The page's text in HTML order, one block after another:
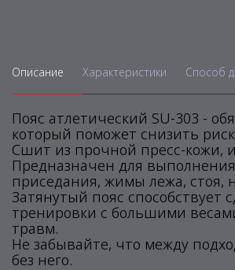
Описание Характеристики Способ
Пояс атлетический SU-303 -
который поможет снизить
Сшит из прочной пресс-кожи,
Предназначен для
приседания, жимы лежа, стоя,
Затянутый пояс
тренировки с большими
травм.
Не забывайте, что между
без него.